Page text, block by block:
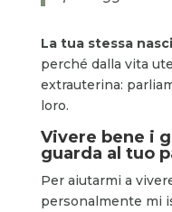
La tua stessa
perché dalla vita
extrauterina:
loro.
Vivere bene i
guarda al tuo
Per aiutarmi a
personalmente mi